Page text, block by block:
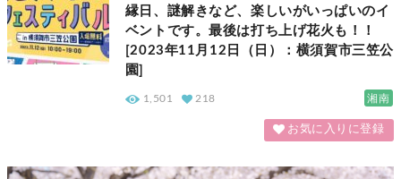
縁日、謎解きなど、楽しいがいっぱいのイ
ベントです。最後は打ち上げ花火も！！
[2023年11月12日（日）：横須賀市三笠公
園]
湘南
1,501 218
お気に入りに登録